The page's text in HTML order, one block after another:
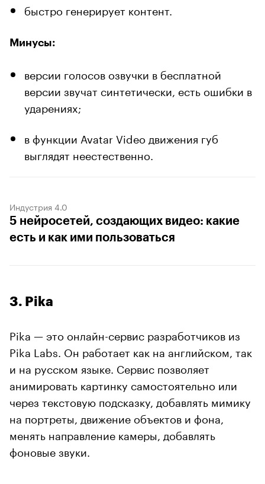
быстро генерирует контент.
Минусы:
версии голосов озвучки в бесплатной
версии звучат синтетически, есть ошибки в
ударениях;
в функции Avatar Video движения губ
выглядят неестественно.
Индустрия 4.0
5 нейросетей, создающих видео: какие
есть и как ими пользоваться
3. Pika
Pika — это онлайн-сервис разработчиков из
Pika Labs. Он работает как на английском, так
и на русском языке. Сервис позволяет
анимировать картинку самостоятельно или
через текстовую подсказку, добавлять мимику
на портреты, движение объектов и фона,
менять направление камеры, добавлять
фоновые звуки.